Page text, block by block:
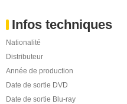
Infos techniques
Nationalité
Distributeur
Année de production
Date de sortie DVD
Date de sortie Blu-ray